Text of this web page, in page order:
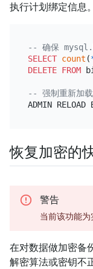
执行计划绑定信息。
-- 确保
SELECT count (
DELETE FROM
-- 强制重新加载
恢复加密的
警告
当前该功能为
在对数据做加密备
解密算法或密钥不